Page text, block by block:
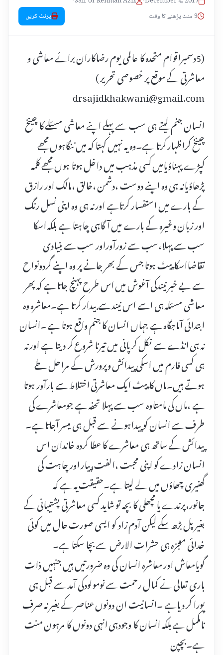
9 منٹ پڑھنے کا وقت
پرنٹ کریں
(5دسمبراقوام متحدہ کا عالمی یوم رضاکاران برائے معاشی و
معاشرتی کے موقع پر خصوصی تحریر )
drsajidkhakwani@gmail.com
انسان جنم لیتے ہی سب سے پہلے اپنے معاشی مسئلے کا چینخ
چینخ کراظہار کرتا ہے۔وہ یہ نہیں کہتا کہ میں ننگاہوں مجھے
کپڑے پہناؤیامیں کسی مذہب میں داخل ہوتا ہوں مجھے کلمہ
پڑھاؤیانہ ہی وہ اپنے دوست ،دشمن ،خالق ،مالک اور رازق
کے بارے میں استفسار کرتاہے اور نہ ہی وہ اپنی نسل رنگ
اور زبان وغیرہ کے بارے میں آگاہی چاہتا ہے بلکہ اسکا
سب سے پہلا،سب سے زورآوراور سب سے بنیادی
تقاضااسکاپیٹ ہوتا جس کے بھر جانے پر وہ اپنے گردونواح
سے بے خبر نیندکی آغوش میں اس طرح پہنچ جاتا ہے کہ پھر
معاشی مسئلہ ہی اسے اس نیند سے بیدار کرتا ہے۔معاشرہ وہ
ابتدائی آماجگاہ ہے جہاں انسان کا جنم واقع ہوتا ہے ۔انسان
نہ ہی انڈے سے نکل کر پانی میں تیرنا شروع کر دیتا ہے اور نہ
ہی کسی فارم میں اسکی پیدائش وپرورش کے مراحل طے
ہوتے ہیں۔ماں کا پیٹ ایک معاشرتی اختلاط سے بارآور ہوتا
ہے ،ماں کی مامتاوہ سب سے پہلا تحفہ ہے جومعاشرے کی
طرف سے انسان کو پیداہونے سے قبل ہی میسر آجاتا ہے۔
پیدائش کے ساتھ ہی معاشرے کا عطا کردہ خاندان اس
انسان زادے کو اپنی محبت ،الفت،پیار اور چاہت کی
گھنیری چھاؤں میں لے لیتا ہے۔حقیقت یہ ہے کہ
جانور،پرندے یا مچھلی کا بچہ تو شاید کسی معاشرتی پشتیبانی کے
بغیر پل بڑھ سکے لیکن آدم زاد کو ایسی صورت حال میں کوئی
خدائی معجزہ ہی حشرات الارض سے بچا سکتاہے۔
گویامعاش اور معاشرہ انسان کی وہ ضرورتیں ہیں جنہیں ذات
باری تعالی نے کمال رحمت سے نومولودکی آمد سے قبل ہی
پورا کر دیاہے ۔انسانیت ان دونوں عناصر کے بغیر نہ صرف
نامکمل ہے بلکہ انسان کا وجودہی انہی دونوں کا مرہون منت
ہے۔بچپن